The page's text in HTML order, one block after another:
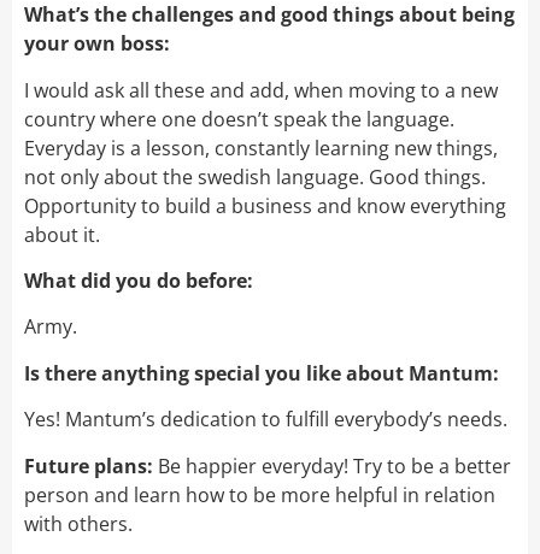
What’s the challenges and good things about being
your own boss:
I would ask all these and add, when moving to a new
country where one doesn’t speak the language.
Everyday is a lesson, constantly learning new things,
not only about the swedish language. Good things.
Opportunity to build a business and know everything
about it.
What did you do before:
Army.
Is there anything special you like about Mantum:
Yes! Mantum’s dedication to fulfill everybody’s needs.
Future plans: Be happier everyday! Try to be a better
person and learn how to be more helpful in relation
with others.